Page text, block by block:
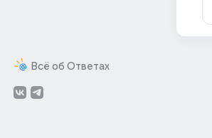
Всё об Ответах